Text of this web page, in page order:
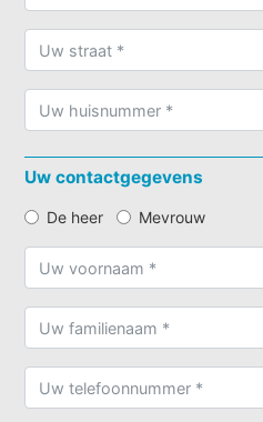
Uw contactgegevens
De heer Mevrouw